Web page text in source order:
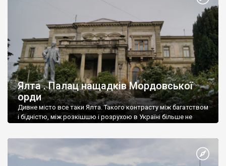
Ялта . Палац нащадків Мордовської
орди
Дивне місто все таки Ялта. Такого контрасту між багатством
і бідністю, між розкішшю і розрухою в Україні більше не